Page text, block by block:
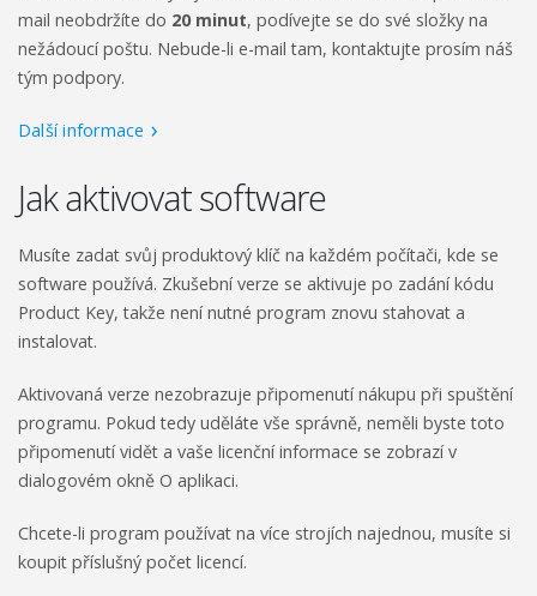
mail neobdržíte do 20 minut, podívejte se do své složky na
nežádoucí poštu. Nebude-li e-mail tam, kontaktujte prosím náš
tým podpory.
Další informace
Jak aktivovat software
Musíte zadat svůj produktový klíč na každém počítači, kde se
software používá. Zkušební verze se aktivuje po zadání kódu
Product Key, takže není nutné program znovu stahovat a
instalovat.
Aktivovaná verze nezobrazuje připomenutí nákupu při spuštění
programu. Pokud tedy uděláte vše správně, neměli byste toto
připomenutí vidět a vaše licenční informace se zobrazí v
dialogovém okně O aplikaci.
Chcete-li program používat na více strojích najednou, musíte si
koupit příslušný počet licencí.